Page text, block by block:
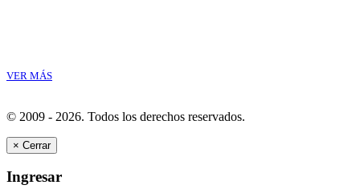
VER MÁS
© 2009 - 2026. Todos los derechos reservados.
× Cerrar
Ingresar